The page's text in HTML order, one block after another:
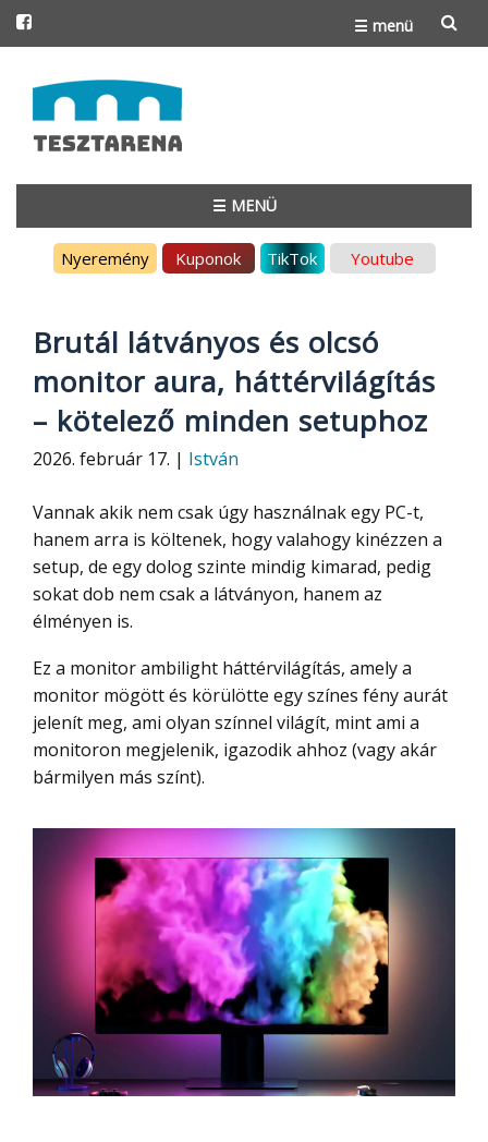
☰ menü
to
content
☰ MENÜ
Nyeremény Kuponok TikTok Youtube
Brutál látványos és olcsó
monitor aura, háttérvilágítás
– kötelező minden setuphoz
2026. február 17. | István
Vannak akik nem csak úgy használnak egy PC-t,
hanem arra is költenek, hogy valahogy kinézzen a
setup, de egy dolog szinte mindig kimarad, pedig
sokat dob nem csak a látványon, hanem az
élményen is.
Ez a monitor ambilight háttérvilágítás, amely a
monitor mögött és körülötte egy színes fény aurát
jelenít meg, ami olyan színnel világít, mint ami a
monitoron megjelenik, igazodik ahhoz (vagy akár
bármilyen más színt).